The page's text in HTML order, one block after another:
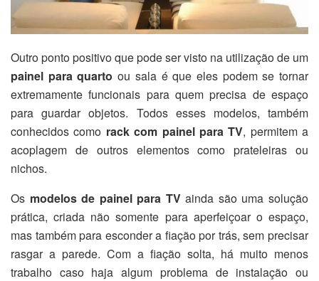
Outro ponto positivo que pode ser visto na utilização de um
painel para quarto ou sala é que eles podem se tornar
extremamente funcionais para quem precisa de espaço
para guardar objetos. Todos esses modelos, também
conhecidos como rack com painel para TV, permitem a
acoplagem de outros elementos como prateleiras ou
nichos.
Os modelos de painel para TVainda são uma solução
prática, criada não somente para aperfeiçoar o espaço,
mas também para esconder a fiação por trás, sem precisar
rasgar a parede. Com a fiação solta, há muito menos
trabalho caso haja algum problema de instalação ou